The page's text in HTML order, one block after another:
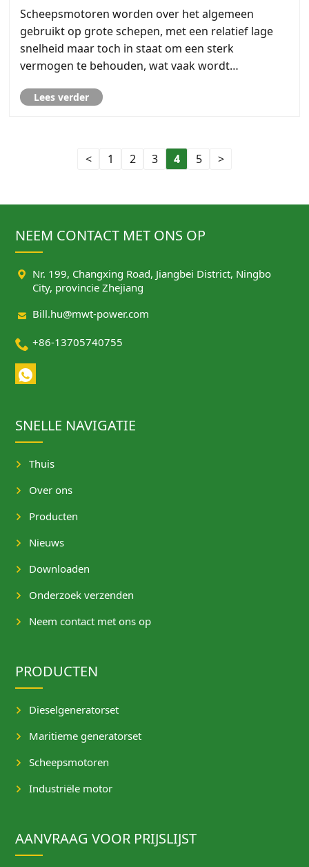
Scheepsmotoren worden over het algemeen
gebruikt op grote schepen, met een relatief lage
snelheid maar toch in staat om een ​​sterk
vermogen te behouden, wat vaak wordt
Lees verder
< 1 2 3 4 5 >
NEEM CONTACT MET ONS OP
 Nr. 199, Changxing Road, Jiangbei District, Ningbo
City, provincie Zhejiang
 Bill.hu@mwt-power.com
 +86-13705740755
SNELLE NAVIGATIE
Thuis
Over ons
Producten
Nieuws
Downloaden
Onderzoek verzenden
Neem contact met ons op
PRODUCTEN
Dieselgeneratorset
Maritieme generatorset
Scheepsmotoren
Industriële motor
AANVRAAG VOOR PRIJSLIJST